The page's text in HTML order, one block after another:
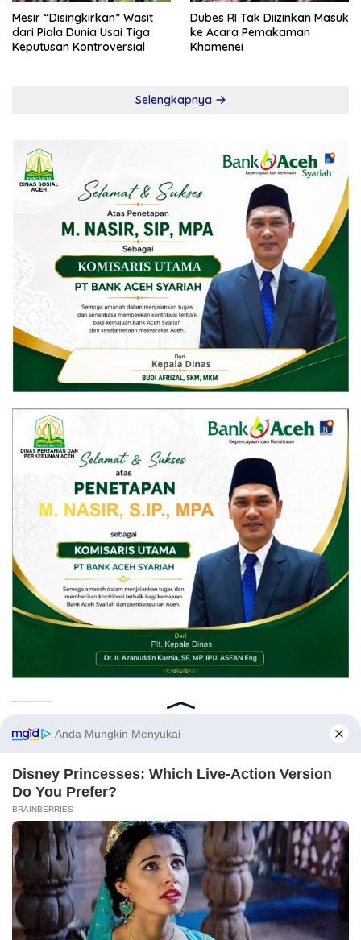
Mesir “Disingkirkan” Wasit
dari Piala Dunia Usai Tiga
Keputusan Kontroversial
Dubes RI Tak Diizinkan Masuk
ke Acara Pemakaman
Khamenei
Selengkapnya
Opini
sepenuhnya menjadi tanggung jawab Penulis.